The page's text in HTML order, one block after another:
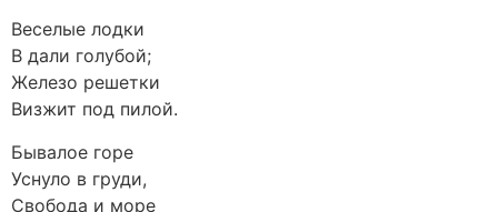
Веселые лодки
В дали голубой;
Железо решетки
Визжит под пилой.
Бывалое горе
Уснуло в груди,
Свобода и море